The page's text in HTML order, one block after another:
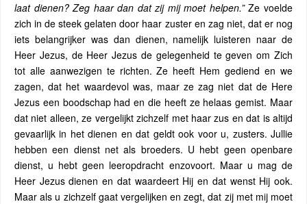
laat dienen? Zeg haar dan dat zij mij moet helpen.”Ze voelde
zich in de steek gelaten door haar zuster en zag niet, dat er nog
iets belangrijker was dan dienen, namelijk luisteren naar de
Heer Jezus, de Heer Jezus de gelegenheid te geven om Zich
tot alle aanwezigen te richten. Ze heeft Hem gediend en we
zagen, dat het waardevol was, maar ze zag niet dat de Here
Jezus een boodschap had en die heeft ze helaas gemist. Maar
dat niet alleen, ze vergelijkt zichzelf met haar zus en dat is altijd
gevaarlijk in het dienen en dat geldt ook voor u, zusters. Jullie
hebben een dienst net als broeders. U hebt geen openbare
dienst, u hebt geen leeropdracht enzovoort. Maar u mag de
Heer Jezus dienen en dat waardeert Hij en dat wenst Hij ook.
Maar als u zichzelf gaat vergelijken en zegt, dat zij met mij moet